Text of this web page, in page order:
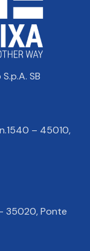
SB
– 45010,
35020, Ponte